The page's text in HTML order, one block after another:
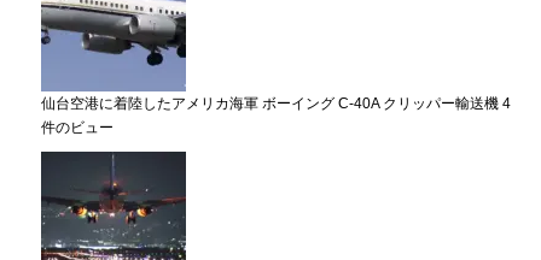
仙台空港に着陸したアメリカ海軍 ボーイング C-40A クリッパー輸送機 4
件のビュー